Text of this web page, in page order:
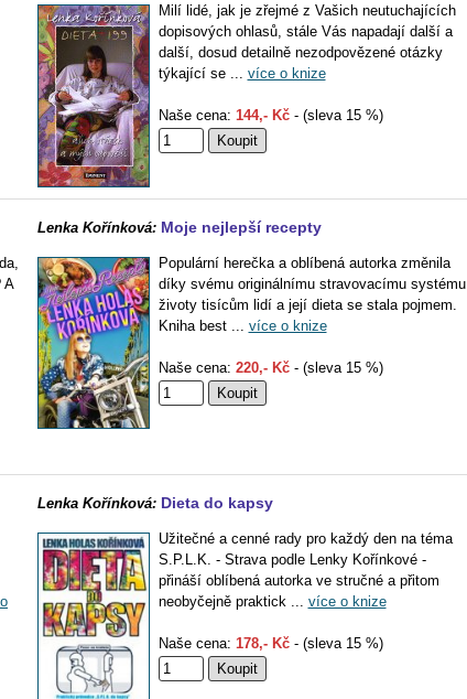
Milí lidé, jak je zřejmé z Vašich neutuchajících
dopisových ohlasů, stále Vás napadají další a
další, dosud detailně nezodpovězené otázky
týkající se ... více o knize
Naše cena: 144,- Kč- (sleva 15 %)
A
Lenka Kořínková: Moje nejlepší recepty
Populární herečka a oblíbená autorka změnila
díky svému originálnímu stravovacímu systému
životy tisícům lidí a její dieta se stala pojmem.
Kniha best ... více o knize
Naše cena: 220,- Kč- (sleva 15 %)
Lenka Kořínková: Dieta do kapsy
Užitečné a cenné rady pro každý den na téma
S.P.L.K. - Strava podle Lenky Kořínkové -
přináší oblíbená autorka ve stručné a přitom
neobyčejně praktick ... více o knize
Naše cena: 178,- Kč- (sleva 15 %)